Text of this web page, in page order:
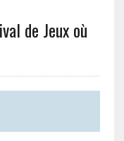
de Jeux où